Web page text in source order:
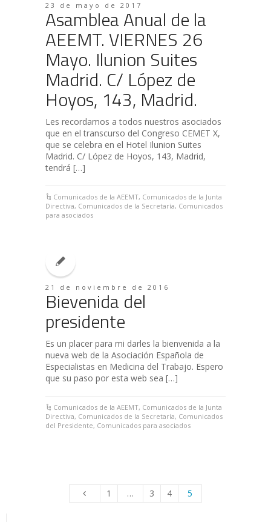
23 de mayo de 2017
Asamblea Anual de la
AEEMT. VIERNES 26
Mayo. Ilunion Suites
Madrid. C/ López de
Hoyos, 143, Madrid.
Les recordamos a todos nuestros asociados
que en el transcurso del Congreso CEMET X,
que se celebra en el Hotel Ilunion Suites
Madrid. C/ López de Hoyos, 143, Madrid,
tendrá […]
Comunicados de la AEEMT, Comunicados de la Junta
Directiva, Comunicados de la Secretaría, Comunicados
para asociados
21 de noviembre de 2016
Bievenida del
presidente
Es un placer para mi darles la bienvenida a la
nueva web de la Asociación Española de
Especialistas en Medicina del Trabajo. Espero
que su paso por esta web sea […]
Comunicados de la AEEMT, Comunicados de la Junta
Directiva, Comunicados de la Secretaría, Comunicados
del Presidente, Comunicados para asociados
1 … 3 4 5